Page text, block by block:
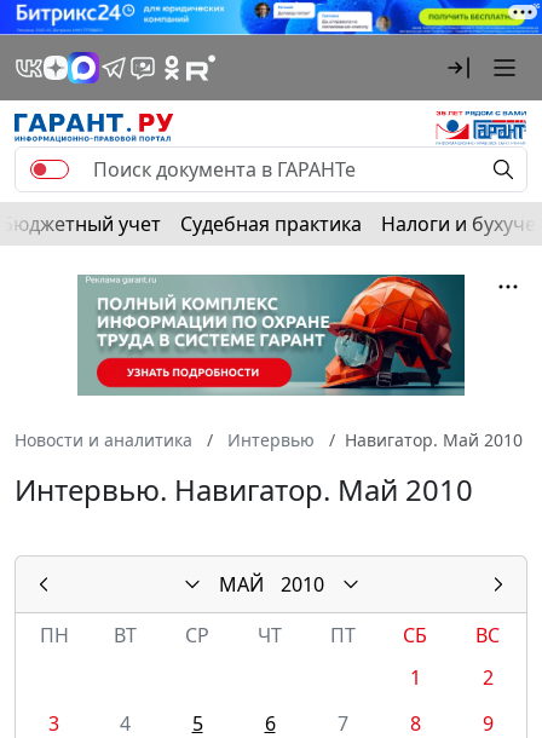
Бюджетный учет Судебная практика Налоги и
Новости и аналитика Интервью Навигатор. Май 2010
Интервью. Навигатор. Май 2010
МАЙ
2010
ПН
ВТ СР ЧТ ПТ СБ
ВС
1
2
3
4 5 6 7 8
9